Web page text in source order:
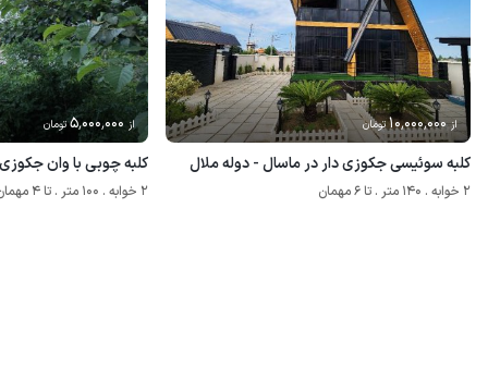
از 10٬000٬000تومان
کلبه سوئیسی جکوزی دار در ماسال - دوله ملال
2 خوابه . 140 متر . تا 6 مهمان
از 5٬000٬000تومان
کلبه چوبی با وان
2 خوابه . 100 متر . تا 4 مهمان